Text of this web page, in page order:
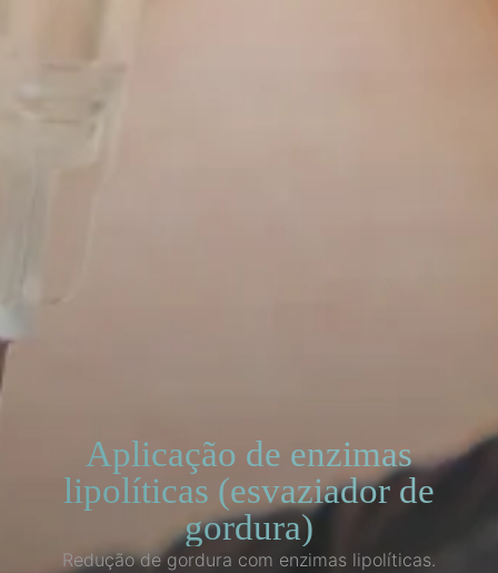
Aplicação de enzimas
lipolíticas (esvaziador de
gordura)
Redução de gordura com enzimas lipolíticas.